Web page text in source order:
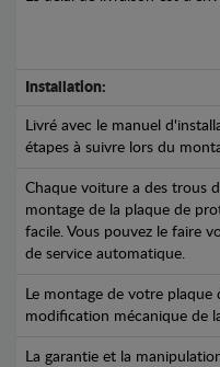
Installation:
Livré avec le manuel
étapes à suivre lors du
Chaque voiture a des trous
montage de la plaque de
facile. Vous pouvez le faire
de service automatique.
Le montage de votre
modification mécanique de
La garantie et la